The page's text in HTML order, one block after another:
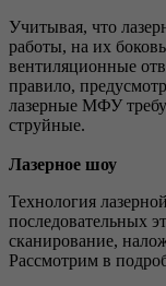
Учитывая, что
работы, на их
вентиляционные
правило,
лазерные МФУ
струйные.
Лазерное шоу
Технология
последовательных
сканирование,
Рассмотрим в